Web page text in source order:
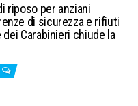
riposo per anziani
di sicurezza e rifiuti
Carabinieri chiude la